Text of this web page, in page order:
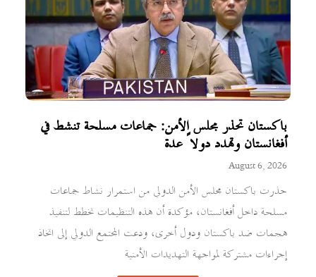
باكستان تحذر مجلس الأمن: جماعات مسلحة تنشط في
أفغانستان وتهدد دولاً عدة
August 6, 2026
حذرت باكستان مجلس الأمن الدولي من استمرار نشاط جماعات
مسلحة داخل أفغانستان، مؤكدة أن هذه التنظيمات تخطط لتنفيذ
هجمات ضد باكستان ودول أخرى، ودعت المجتمع الدولي إلى اتخاذ
إجراءات مشتركة لمواجهة التهديدات الأمنية